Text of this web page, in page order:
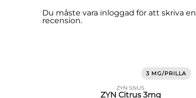
Du måste vara inloggad för att skriva en
recension.
3 MG/PRILLA
ZYN SNUS
ZYN Citrus 3mg